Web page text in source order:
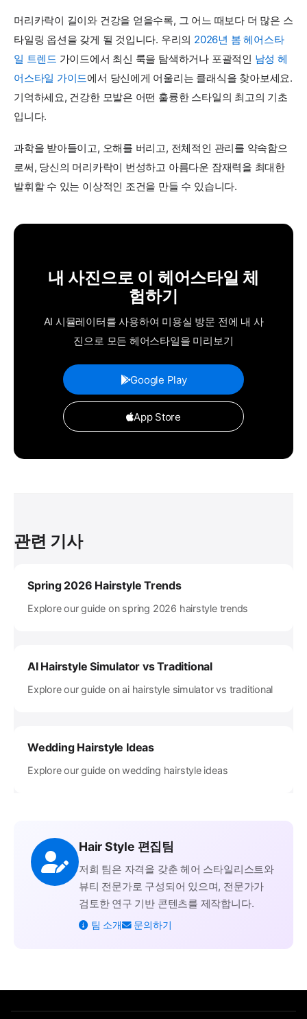
머리카락이 길이와 건강을 얻을수록, 그 어느 때보다 더 많은 스
타일링 옵션을 갖게 될 것입니다. 우리의 2026년 봄 헤어스타
일 트렌드 가이드에서 최신 룩을 탐색하거나 포괄적인 남성 헤
어스타일 가이드에서 당신에게 어울리는 클래식을 찾아보세요.
기억하세요, 건강한 모발은 어떤 훌륭한 스타일의 최고의 기초
입니다.
과학을 받아들이고, 오해를 버리고, 전체적인 관리를 약속함으
로써, 당신의 머리카락이 번성하고 아름다운 잠재력을 최대한
발휘할 수 있는 이상적인 조건을 만들 수 있습니다.
내 사진으로 이 헤어스타일 체
험하기
AI 시뮬레이터를 사용하여 미용실 방문 전에 내 사
진으로 모든 헤어스타일을 미리보기
Google Play
App Store
관련 기사
Spring 2026 Hairstyle Trends
Explore our guide on spring 2026 hairstyle trends
AI Hairstyle Simulator vs Traditional
Explore our guide on ai hairstyle simulator vs traditional
Wedding Hairstyle Ideas
Explore our guide on wedding hairstyle ideas
Hair Style 편집팀
저희 팀은 자격을 갖춘 헤어 스타일리스트와
뷰티 전문가로 구성되어 있으며, 전문가가
검토한 연구 기반 콘텐츠를 제작합니다.
팀 소개 문의하기